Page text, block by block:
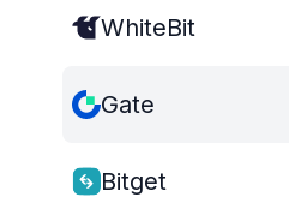
WhiteBit
Gate
Bitget